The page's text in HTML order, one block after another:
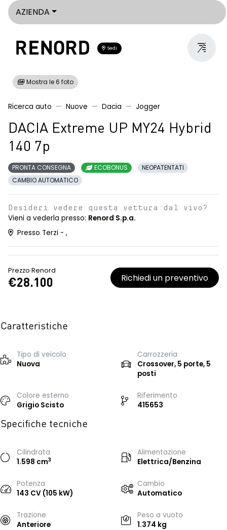
AZIENDA
Sedi
Mostra le 6 foto
Ricerca auto Nuove Dacia Jogger
DACIA Extreme UP MY24 Hybrid
140 7p
PRONTA CONSEGNA ECOBONUS
NEOPATENTATI
CAMBIO AUTOMATICO
Desideri vedere questa vettura dal vivo?
Vieni a vederla presso: Renord S.p.a.
Presso Terzi - ,
Prezzo Renord
€28.100 Richiedi un preventivo
Caratteristiche
Tipo di veicolo
Nuova
Carrozzeria
Crossover, 5 porte, 5
posti
Colore esterno
Grigio Scisto
Riferimento
415653
Specifiche tecniche
Cilindrata
1.598 cm3
Alimentazione
Elettrica/Benzina
Potenza
143 CV (105 kW)
Cambio
Automatico
Trazione
Anteriore
Peso a vuoto
1.374 kg